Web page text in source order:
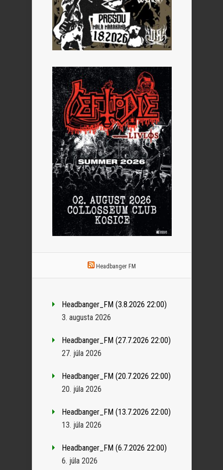
Headbanger FM
Headbanger_FM (3.8.2026 22:00)
3. augusta 2026
Headbanger_FM (27.7.2026 22:00)
27. júla 2026
Headbanger_FM (20.7.2026 22:00)
20. júla 2026
Headbanger_FM (13.7.2026 22:00)
13. júla 2026
Headbanger_FM (6.7.2026 22:00)
6. júla 2026